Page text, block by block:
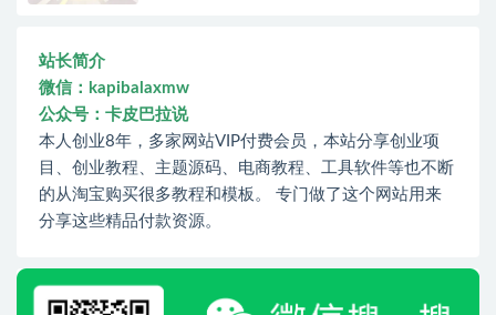
站长简介
微信：kapibalaxmw
公众号：卡皮巴拉说
本人创业8年，多家网站VIP付费会员，本站分享创业项
目、创业教程、主题源码、电商教程、工具软件等也不断
的从淘宝购买很多教程和模板。 专门做了这个网站用来
分享这些精品付款资源。